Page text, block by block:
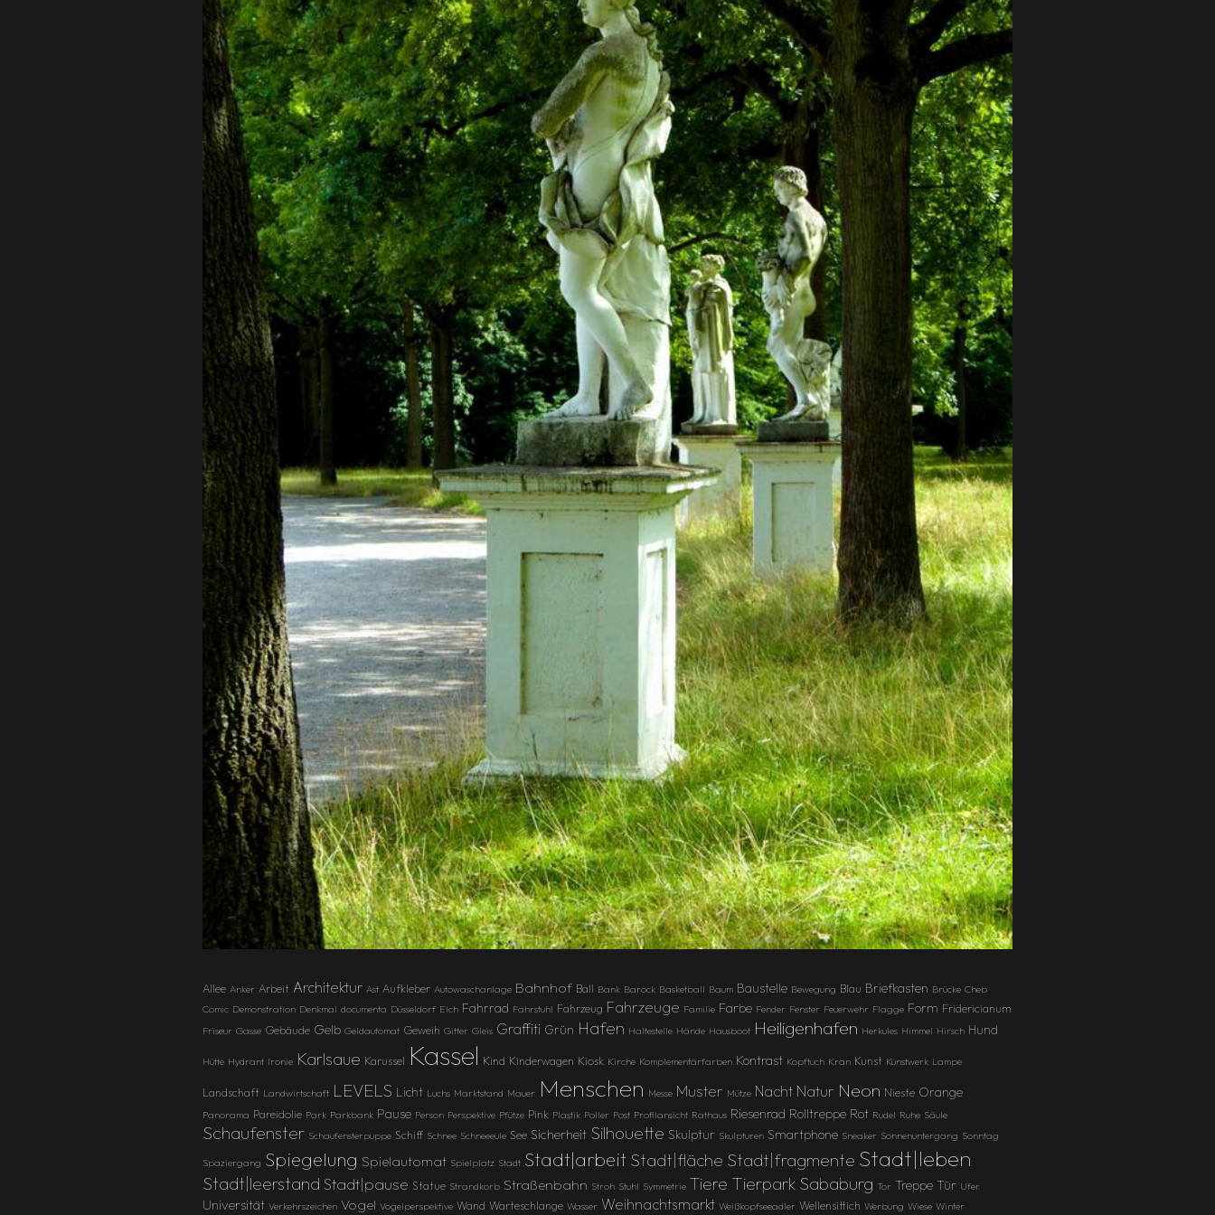
Allee Anker Arbeit Architektur Ast Aufkleber Autowaschanlage Bahnhof Ball Bank Barock Basketball Baum Baustelle Bewegung Blau Briefkasten Brücke Cheb
Comic Demonstration Denkmal documenta Düsseldorf Elch Fahrrad Fahrstuhl Fahrzeug Fahrzeuge Familie Farbe Fender Fenster Feuerwehr Flagge Form Fridericianum
Friseur Gasse Gebäude Gelb Geldautomat Geweih Gitter Gleis Graffiti Grün Hafen Haltestelle Hände Hausboot Heiligenhafen Herkules Himmel Hirsch Hund
Hütte Hydrant Ironie Karlsaue Karussel Kassel Kind Kinderwagen Kiosk Kirche Komplementärfarben Kontrast Kopftuch Kran Kunst Kunstwerk Lampe
Landschaft Landwirtschaft LEVELS Licht Luchs Marktstand Mauer Menschen Messe Muster Mütze Nacht Natur Neon Nieste Orange
Panorama Pareidolie Park Parkbank Pause Person Perspektive Pfütze Pink Plastik Poller Post Profilansicht Rathaus Riesenrad Rolltreppe Rot Rudel Ruhe Säule
Schaufenster Schaufensterpuppe Schiff Schnee Schneeeule See Sicherheit Silhouette Skulptur Skulpturen Smartphone Sneaker Sonnenuntergang Sonntag
Spaziergang Spiegelung Spielautomat Spielplatz Stadt Stadt|arbeit Stadt|fläche Stadt|fragmente Stadt|leben
Stadt|leerstand Stadt|pause Statue Strandkorb Straßenbahn Stroh Stuhl Symmetrie Tiere Tierpark Sababurg Tor Treppe Tür Ufer
Universität Verkehrszeichen Vogel Vogelperspektive Wand Warteschlange Wasser Weihnachtsmarkt Weißkopfseeadler Wellensittich Werbung Wiese Winter